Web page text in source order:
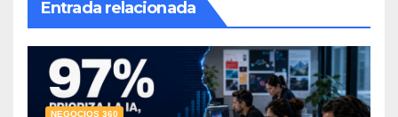
Entrada relacionada
NEGOCIOS 360